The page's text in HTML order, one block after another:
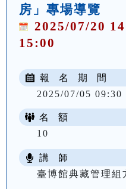
房」專場導覽
2025/07/20
15:00
報 名 期 間
2025/07/05
名 額
10
講 師
臺博館典藏管理組